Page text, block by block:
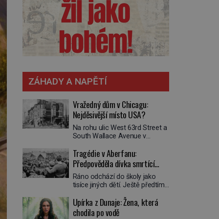
ZÁHADY A NAPĚTÍ
Vražedný dům v Chicagu:
Nejděsivější místo USA?
Na rohu ulic West 63rd Street a
South Wallace Avenue v
Nemá žádný speciální nápis ani
pamětní desku. A přesto prý
místní zaměstnanci neradi
chodí do sklepa. Právě tady
totiž sídlil sériový vrah H. H.
nejpropracovanější past na lidi
v dějinách americké
Tragédie v Aberfanu:
Předpověděla dívka smrtící
sesuv půdy?
Ráno odchází do školy jako
tisíce jiných dětí. Ještě předtím
snem. Ve škole, kterou dobře
zná, tentokrát nevidí budovu ani
Upírka z Dunaje: Žena, která
chodila po vodě